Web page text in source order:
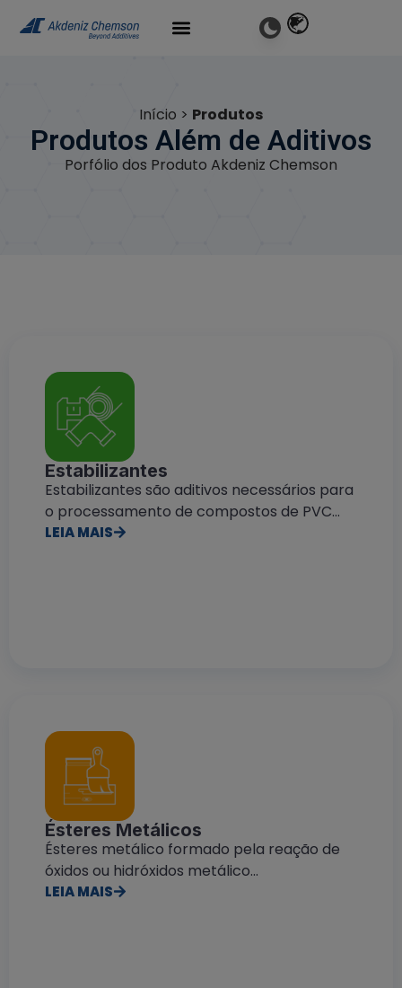
Início > Produtos
Produtos Além de Aditivos
Porfólio dos Produto Akdeniz Chemson
Estabilizantes
Estabilizantes são aditivos necessários para
o processamento de compostos de PVC...
LEIA MAIS
Ésteres Metálicos
Ésteres metálico formado pela reação de
óxidos ou hidróxidos metálico...
LEIA MAIS